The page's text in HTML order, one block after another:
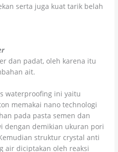
serta juga kuat tarik belah
dan padat, oleh karena itu
ait.
waterproofing ini yaitu
memakai nano technologi
pada pasta semen dan
dengan demikian ukuran pori
struktur crystal anti
air diciptakan oleh reaksi